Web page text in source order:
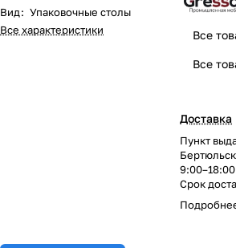
Вид: Упаковочные столы
Все характеристики
Все
Все
Доставка
Пункт
Срок